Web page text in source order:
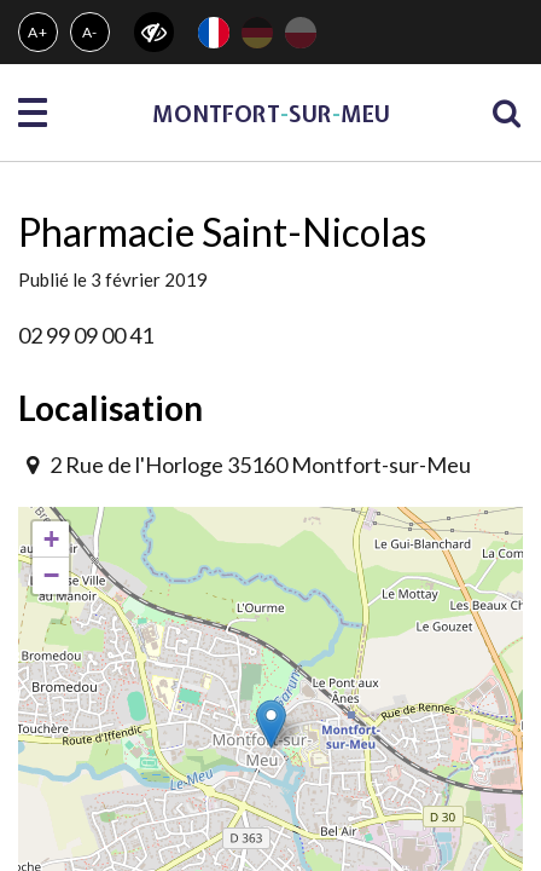
Gestion des traceurs
A+ A-
Menu MONTFORT-SUR-MEU
Pharmacie Saint-Nicolas
Publié le 3 février 2019
02 99 09 00 41
Localisation
2 Rue de l'Horloge 35160 Montfort-sur-Meu
+
−